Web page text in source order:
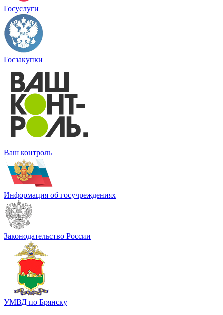
Госуслуги
Госзакупки
Ваш контроль
Информация об госучреждениях
Законодательство России
УМВД по Брянску